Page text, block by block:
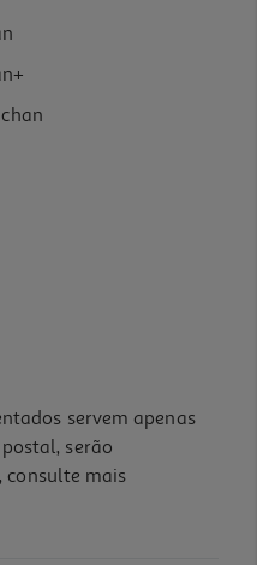
servem apenas
serão
consulte mais